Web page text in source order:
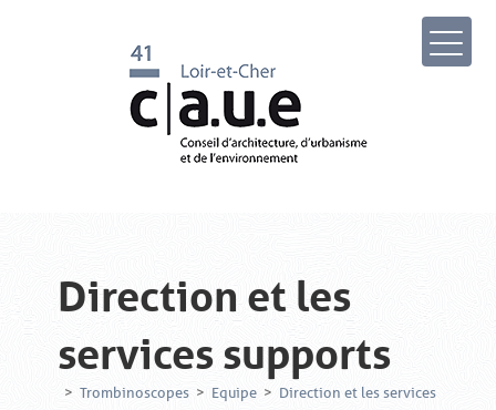
Direction et les
services supports
> Trombinoscopes > Equipe > Direction et les services